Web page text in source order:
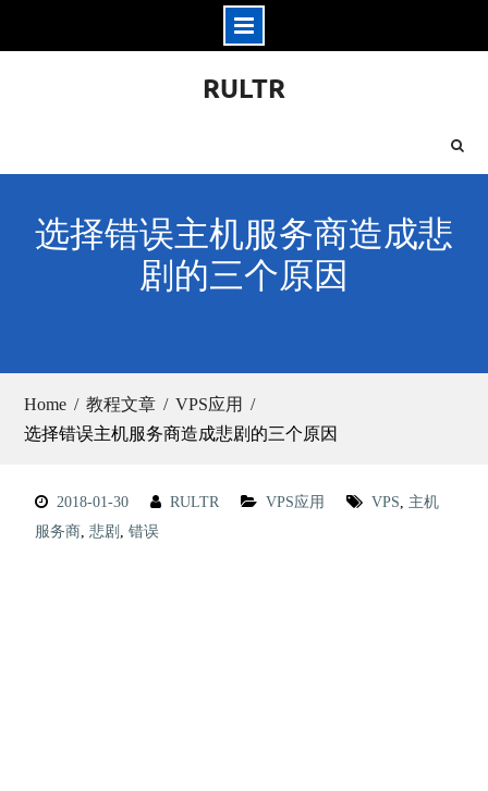
RULTR
选择错误主机服务商造成悲
剧的三个原因
Home 教程文章
VPS应用
选择错误主机服务商造成悲剧的三个原因
2018-01-30 RULTR VPS应用 VPS, 主机
服务商, 悲剧 , 错误